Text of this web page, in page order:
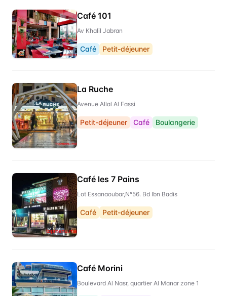
Café 101
Av Khalil Jabran
Café Petit-déjeuner
La Ruche
Avenue Allal Al Fassi
Petit-déjeuner Café Boulangerie
Café les 7 Pains
Lot Essanaoubar,N°56. Bd Ibn Badis
Café Petit-déjeuner
Café Morini
Boulevard Al Nasr, quartier Al Manar zone 1